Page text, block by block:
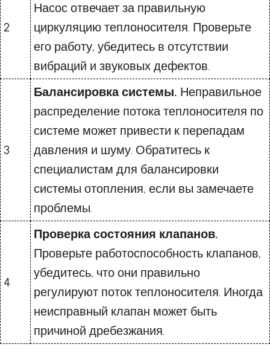
2
Насос отвечает за правильную
циркуляцию теплоносителя. Проверьте
его работу, убедитесь в отсутствии
вибраций и звуковых дефектов.
3
Балансировка системы. Неправильное
распределение потока теплоносителя по
системе может привести к перепадам
давления и шуму. Обратитесь к
специалистам для балансировки
системы отопления, если вы замечаете
проблемы.
4
Проверка состояния клапанов.
Проверьте работоспособность клапанов,
убедитесь, что они правильно
регулируют поток теплоносителя. Иногда
неисправный клапан может быть
причиной дребезжания.